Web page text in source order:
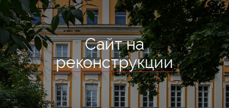
Сайт на
реконструкции